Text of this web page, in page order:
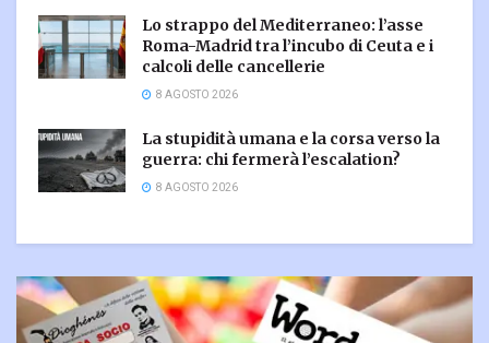
Lo strappo del Mediterraneo: l’asse
Roma-Madrid tra l’incubo di Ceuta e i
calcoli delle cancellerie
8 AGOSTO 2026
La stupidità umana e la corsa verso la
guerra: chi fermerà l’escalation?
8 AGOSTO 2026